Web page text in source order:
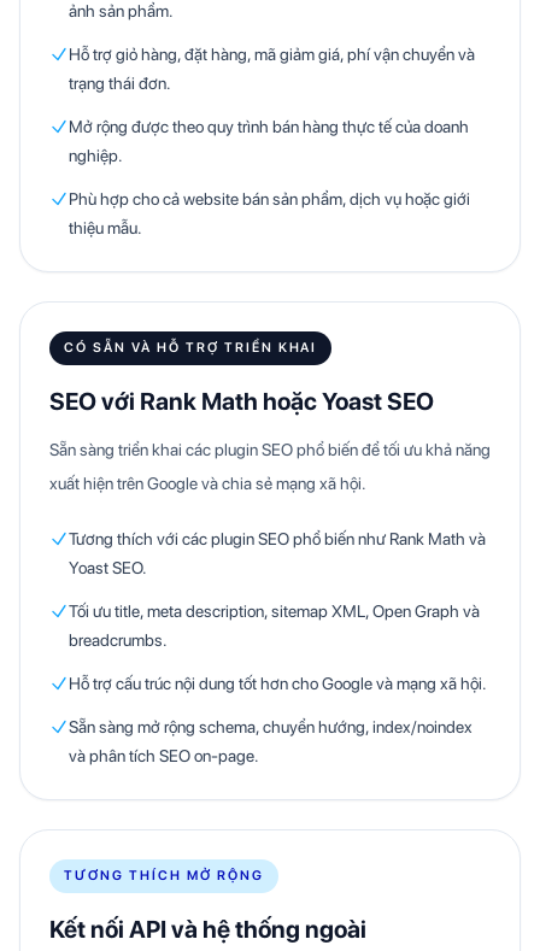
ảnh sản phẩm.
Hỗ trợ giỏ hàng, đặt hàng, mã giảm giá, phí vận chuyển và
trạng thái đơn.
Mở rộng được theo quy trình bán hàng thực tế của doanh
nghiệp.
Phù hợp cho cả website bán sản phẩm, dịch vụ hoặc giới
thiệu mẫu.
CÓ SẴN VÀ HỖ TRỢ TRIỂN KHAI
SEO với Rank Math hoặc Yoast SEO
Sẵn sàng triển khai các plugin SEO phổ biến để tối ưu khả năng
xuất hiện trên Google và chia sẻ mạng xã hội.
Tương thích với các plugin SEO phổ biến như Rank Math và
Yoast SEO.
Tối ưu title, meta description, sitemap XML, Open Graph và
breadcrumbs.
Hỗ trợ cấu trúc nội dung tốt hơn cho Google và mạng xã hội.
Sẵn sàng mở rộng schema, chuyển hướng, index/noindex
và phân tích SEO on-page.
TƯƠNG THÍCH MỞ RỘNG
Kết nối API và hệ thống ngoài